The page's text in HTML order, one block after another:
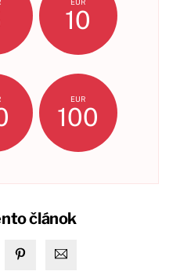
EUR
10
EUR
100
článok